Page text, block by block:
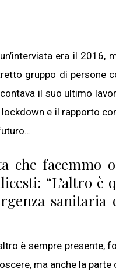
era il 2016,
gruppo di persone
il suo ultimo
e il rapporto
che
“L’altro è
è sempre presente,
ma anche la parte